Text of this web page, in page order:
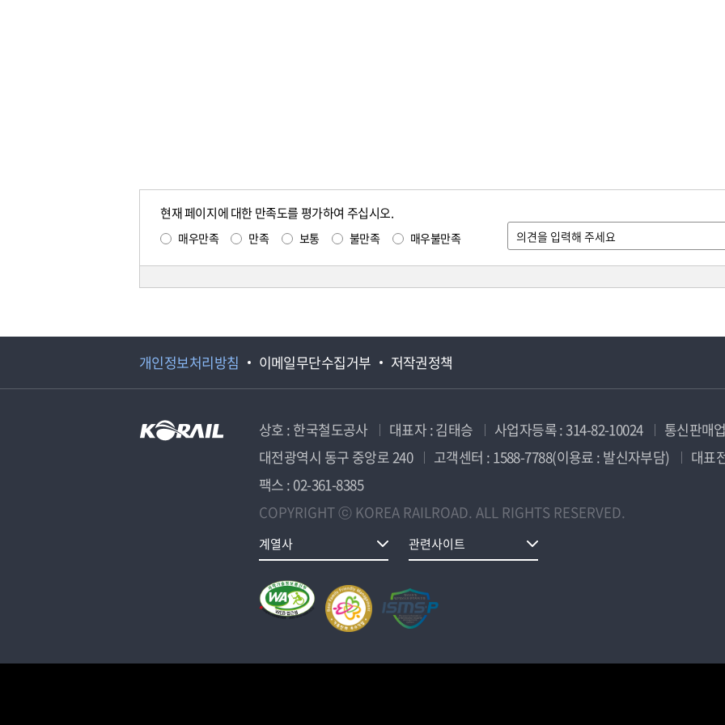
현재 페이지에 대한 만족도를 평가하여 주십시오.
매우만족 만족 보통 불만족 매우불만족
개인정보처리방침 이메일무단수집거부 저작권정책
상호 : 한국철도공사 대표자 : 김태승 사업자등록 : 314-82-10024
통신판매
대전광역시 동구 중앙로 240
고객센터 : 1588-7788(이용료 : 발신자부담)
대표
팩스 : 02-361-8385
COPYRIGHT ⓒ KOREA RAILROAD. ALL RIGHTS RESERVED.
계열사 관련사이트